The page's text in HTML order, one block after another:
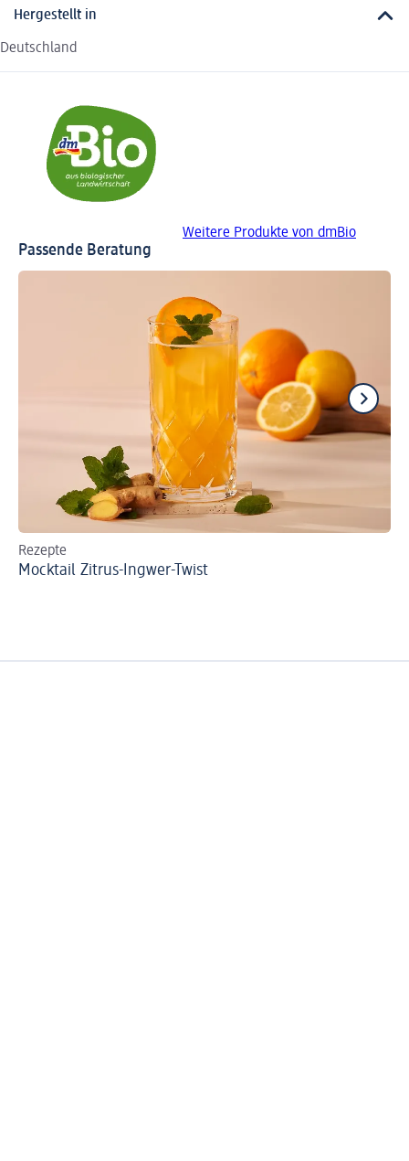
Hergestellt in
Deutschland
Weitere Produkte von dmBio
Passende Beratung
Rezepte
Mocktail Zitrus-Ingwer-Twist